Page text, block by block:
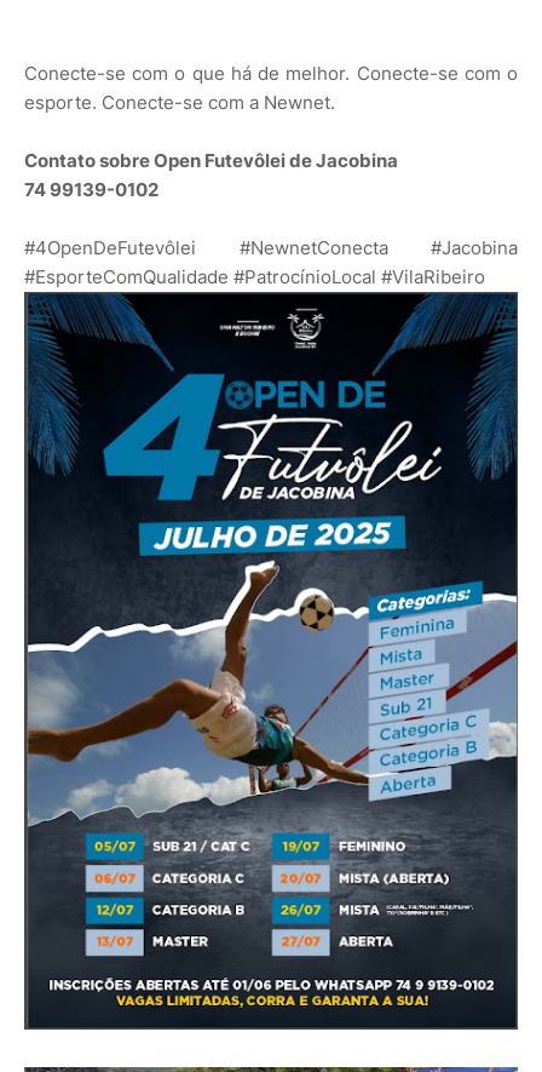
Conecte-se com o que há de melhor. Conecte-se com o
esporte. Conecte-se com a Newnet.
Contato sobre Open Futevôlei de Jacobina
74 99139-0102
#4OpenDeFutevôlei #NewnetConecta #Jacobina
#EsporteComQualidade #PatrocínioLocal #VilaRibeiro